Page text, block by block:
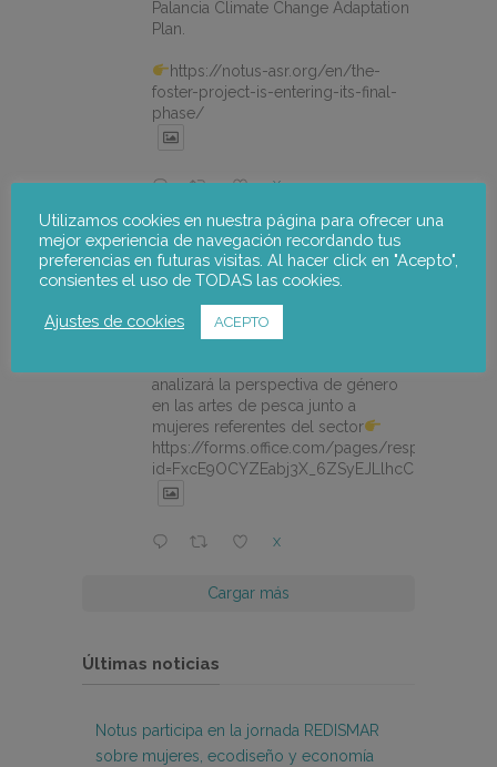
Palancia Climate Change Adaptation
Plan.
https://notus-asr.org/en/the-
foster-project-is-entering-its-final-
phase/
X
notus-asr @notusasr · 14 Jul
¿Es posible unir ecodiseño,
mar? Sí. El 21/07 participamos en la
jornada #REDISMAR de @CEPESCA.
analizará la perspectiva de género
en las artes de pesca junto a
mujeres referentes del sector
https://forms.office.com/pages/
X
Cargar más
Últimas noticias
Notus participa en la jornada REDISMAR
sobre mujeres, ecodiseño y economía
Utilizamos cookies en nuestra página para ofrecer una
mejor experiencia de navegación recordando tus
preferencias en futuras visitas. Al hacer click en "Acepto",
consientes el uso de TODAS las cookies.
Ajustes de cookies ACEPTO